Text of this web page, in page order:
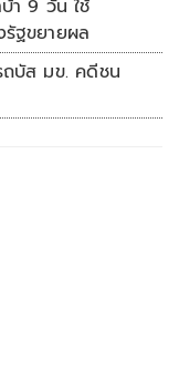
า 9 วัน ใช้
ฐขยายผล
บัส มข. คดีชน